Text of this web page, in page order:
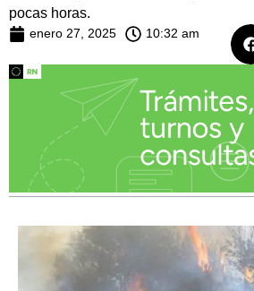
pocas horas.
enero 27, 2025 10:32 am